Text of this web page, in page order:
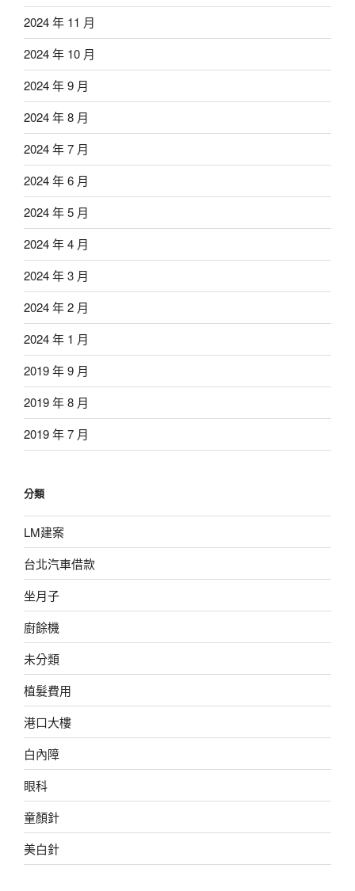
2024 年 11 月
2024 年 10 月
2024 年 9 月
2024 年 8 月
2024 年 7 月
2024 年 6 月
2024 年 5 月
2024 年 4 月
2024 年 3 月
2024 年 2 月
2024 年 1 月
2019 年 9 月
2019 年 8 月
2019 年 7 月
分類
LM建案
台北汽車借款
坐月子
廚餘機
未分類
植髮費用
港口大樓
白內障
眼科
童顏針
美白針